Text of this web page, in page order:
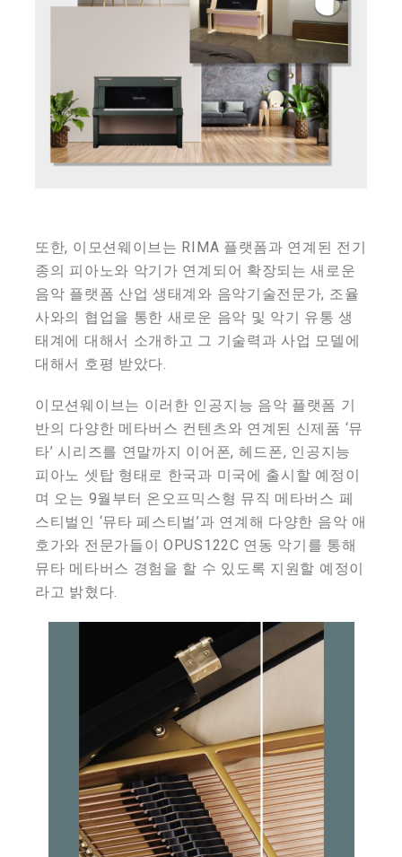
또한, 이모션웨이브는 RIMA 플랫폼과 연계된 전기
종의 피아노와 악기가 연계되어 확장되는 새로운
음악 플랫폼 산업 생태계와 음악기술전문가, 조율
사와의 협업을 통한 새로운 음악 및 악기 유통 생
태계에 대해서 소개하고 그 기술력과 사업 모델에
대해서 호평 받았다.
이모션웨이브는 이러한 인공지능 음악 플랫폼 기
반의 다양한 메타버스 컨텐츠와 연계된 신제품 ‘뮤
타’ 시리즈를 연말까지 이어폰, 헤드폰, 인공지능
피아노 셋탑 형태로 한국과 미국에 출시할 예정이
며 오는 9월부터 온오프믹스형 뮤직 메타버스 페
스티벌인 ‘뮤타 페스티벌’과 연계해 다양한 음악 애
호가와 전문가들이 OPUS122C 연동 악기를 통해
뮤타 메타버스 경험을 할 수 있도록 지원할 예정이
라고 밝혔다.